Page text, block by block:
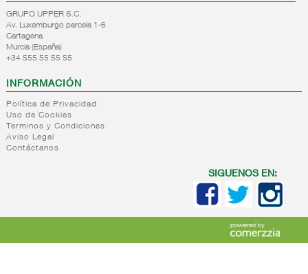
GRUPO UPPER S.C.
Av. Luxemburgo parcela 1-6
Cartagena
Murcia (España)
+34 555 55 55 55
INFORMACIÓN
Política de Privacidad
Uso de Cookies
Terminos y Condiciones
Aviso Legal
Contáctanos
SIGUENOS EN: